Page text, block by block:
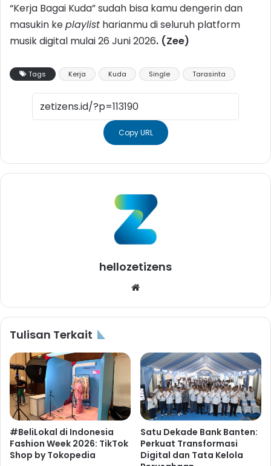
“Kerja Bagai Kuda” sudah bisa kamu dengerin dan
masukin keplaylist harianmu di seluruh platform
musik digital mulai 26 Juni 2026. (Zee)
Tags Kerja Kuda Single Tarasinta
Copy URL
hellozetizens
Tulisan Terkait
#BeliLokal di Indonesia
Fashion Week 2026: TikTok
Shop by Tokopedia
Satu Dekade Bank Banten:
Perkuat Transformasi
Digital dan Tata Kelola